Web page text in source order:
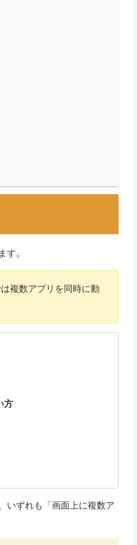
す。
複数アプリを同時に動
方
いずれも「画面上に複数ア